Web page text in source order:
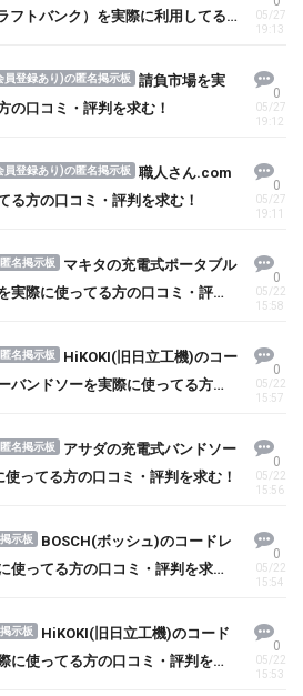
フトバンク）を実際に利用してる
05/27
19:13
員登録あり)の匿名掲示板
請負市場を実
の口コミ・評判を求む！
0
05/27
19:12
員登録あり)の匿名掲示板
職人さん.com
る方の口コミ・評判を求む！
0
05/27
19:11
名掲示板
マキタの充電式ポータブル
実際に使ってる方の口コミ・評判
0
05/22
15:58
名掲示板
HiKOKI(旧日立工機)のコー
バンドソーを実際に使ってる方の
0
05/22
15:57
名掲示板
アサダの充電式バンドソー
ってる方の口コミ・評判を求む！
0
05/22
15:56
示板
BOSCH(ボッシュ)のコードレ
使ってる方の口コミ・評判を求
0
05/22
15:54
示板
HiKOKI(旧日立工機)のコード
に使ってる方の口コミ・評判を求
0
05/22
15:53